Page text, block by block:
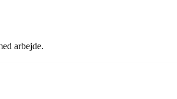
arbejde.